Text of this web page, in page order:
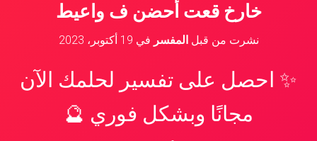
خارخ قعت أحضن ف واعيط
نشرت من قبلالمفسر في 19 أكتوبر، 2023
✨ احصل على تفسير لحلمك الآن
مجانًا وبشكل فوري 🔮